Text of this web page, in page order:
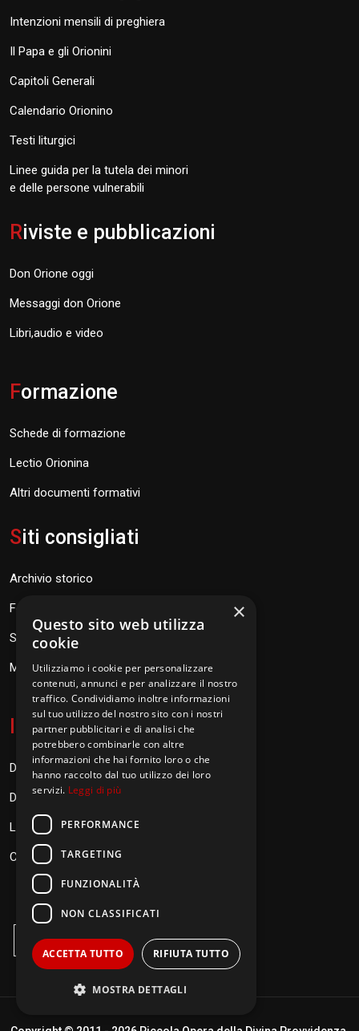
Intenzioni mensili di preghiera
Il Papa e gli Orionini
Capitoli Generali
Calendario Orionino
Testi liturgici
Linee guida per la tutela dei minori
e delle persone vulnerabili
Riviste e pubblicazioni
Don Orione oggi
Messaggi don Orione
Libri,audio e video
Formazione
Schede di formazione
Lectio Orionina
Altri documenti formativi
Siti consigliati
Archivio storico
Fondazione Don Orione
SEV Orione 84
Messaggi don Orione
I nformazioni
Donazioni
Diventa Orionino
Link
Contatti
×
Questo sito web utilizza
cookie
Utilizziamo i cookie per personalizzare
contenuti, annunci e per analizzare il nostro
traffico. Condividiamo inoltre informazioni
sul tuo utilizzo del nostro sito con i nostri
partner pubblicitari e di analisi che
potrebbero combinarle con altre
informazioni che hai fornito loro o che
hanno raccolto dal tuo utilizzo dei loro
servizi. Leggi di più
PERFORMANCE
TARGETING
FUNZIONALITÀ
NON CLASSIFICATI
ACCETTA TUTTO RIFIUTA TUTTO
MOSTRA DETTAGLI